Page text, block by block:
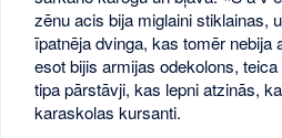
zēnu acis bija miglaini stiklainas,
īpatnēja dvinga, kas tomēr nebija
esot bijis armijas odekolons,
tipa pārstāvji, kas lepni atzinās,
karaskolas kursanti.